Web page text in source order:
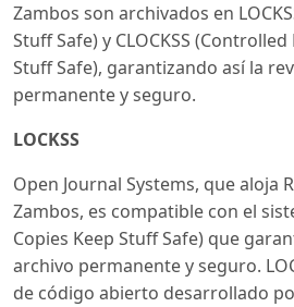
Zambos son archivados en
Stuff Safe) y CLOCKSS
Stuff Safe), garantizando así la
permanente y seguro.
LOCKSS
Open Journal Systems, que aloja
Zambos, es compatible con el
Copies Keep Stuff Safe) que
archivo permanente y seguro.
de código abierto desarrollado